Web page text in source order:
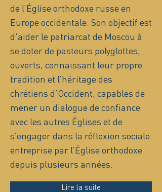
de l’Église orthodoxe russe en
Europe occidentale. Son objectif est
d'aider le patriarcat de Moscou à
se doter de pasteurs polyglottes,
ouverts, connaissant leur propre
tradition et l’héritage des
chrétiens d’Occident, capables de
mener un dialogue de confiance
avec les autres Églises et de
s’engager dans la réflexion sociale
entreprise par l’Église orthodoxe
depuis plusieurs années.
Lire la suite